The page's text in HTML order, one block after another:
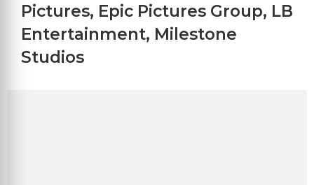
Pictures, Epic Pictures Group, LB
Entertainment, Milestone
Studios